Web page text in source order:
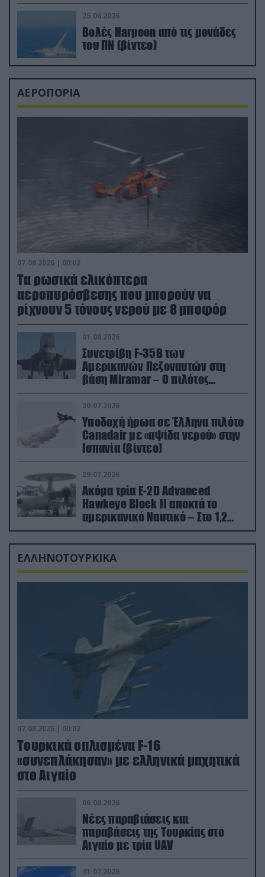
25.06.2026
Βολές Harpoon από τις μονάδες
του ΠΝ (βίντεο)
ΑΕΡΟΠΟΡΙΑ
07.08.2026 | 00:02
Τα ρωσικά ελικόπτερα
αεροπυρόσβεσης που μπορούν να
ρίχνουν 5 τόνους νερού με 8 μποφόρ
01.08.2026
Συνετρίβη F-35B των
Αμερικανών Πεζοναυτών στη
βάση Miramar – Ο πιλότος
εκτινάχθηκε εγκαίρως
30.07.2026
Υποδοχή ήρωα σε Έλληνα πιλότο
Canadair με «αψίδα νερού» στην
Ισπανία (βίντεο)
29.07.2026
Ακόμα τρία E-2D Advanced
Hawkeye Block II αποκτά το
αμερικανικό Ναυτικό – Στο 1,2
δισ.δολάρια το κόστος
ΕΛΛΗΝΟΤΟΥΡΚΙΚΑ
07.08.2026 | 00:02
Τουρκικά οπλισμένα F-16
«συνεπλάκησαν» με ελληνικά μαχητικά
στο Αιγαίο
06.08.2026
Νέες παραβιάσεις και
παραβάσεις της Τουρκίας στο
Αιγαίο με τρία UAV
31.07.2026